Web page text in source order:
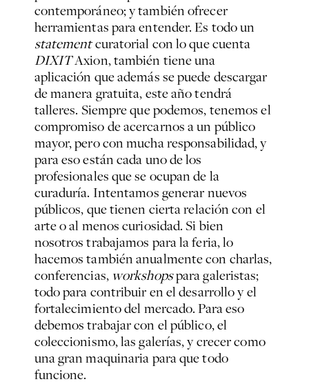
contemporáneo; y también ofrecer
herramientas para entender. Es todo un
statementcuratorial con lo que cuenta
DIXITAxion, también tiene una
aplicación que además se puede descargar
de manera gratuita, este año tendrá
talleres. Siempre que podemos, tenemos el
compromiso de acercarnos a un público
mayor, pero con mucha responsabilidad, y
para eso están cada uno de los
profesionales que se ocupan de la
curaduría. Intentamos generar nuevos
públicos, que tienen cierta relación con el
arte o al menos curiosidad. Si bien
nosotros trabajamos para la feria, lo
hacemos también anualmente con charlas,
conferencias, workshopspara galeristas;
todo para contribuir en el desarrollo y el
fortalecimiento del mercado. Para eso
debemos trabajar con el público, el
coleccionismo, las galerías, y crecer como
una gran maquinaria para que todo
funcione.